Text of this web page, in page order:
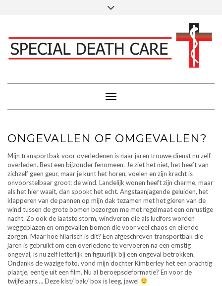
Klik hier voor Donaties - Schenkingen
Toggle navigatie
ONGEVALLEN OF OMGEVALLEN?
Mijn transportbak voor overledenen is naar jaren trouwe dienst nu zelf
overleden. Best een bijzonder fenomeen. Je ziet het niet, het heeft van
zichzelf geen geur, maar je kunt het horen, voelen en zijn kracht is
onvoorstelbaar groot: de wind. Landelijk wonen heeft zijn charme, maar
als het hier waait, dan spookt het echt. Angstaanjagende geluiden, het
klapperen van de pannen op mijn dak tezamen met het gieren van de
wind tussen de grote bomen bezorgen me met regelmaat een onrustige
nacht. Zo ook de laatste storm, windveren die als lucifers worden
weggeblazen en omgevallen bomen die voor veel chaos en ellende
zorgen. Maar hoe hilarisch is dit? Een afgeschreven transportbak die
jaren is gebruikt om een overledene te vervoeren na een ernstig
ongeval, is nu zelf letterlijk en figuurlijk bij een ongeval betrokken.
Ondanks de wazige foto, vond mijn dochter Kimberley het een prachtig
plaatje, eentje uit een film. Nu al beroepsdeformatie? En voor de
twijfelaars…. Deze kist/ bak/ box is leeg, jawel